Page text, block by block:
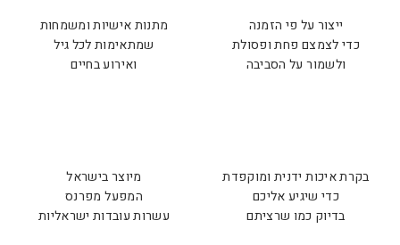
ייצור על פי הזמנה
כדי לצמצם פחת ופסולת
ולשמור על הסביבה
מתנות אישיות ומשמחות
שמתאימות לכל גיל
ואירוע בחיים
בקרת איכות ידנית ומוקפדת
כדי שיגיע אליכם
בדיוק כמו שרציתם
מיוצר בישראל
המפעל מפרנס
עשרות עובדות ישראליות